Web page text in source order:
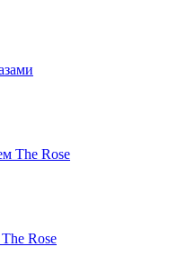
The Rose
Rose